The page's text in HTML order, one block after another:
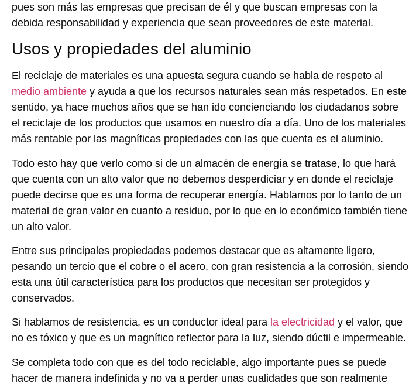
pues son más las empresas que precisan de él y que buscan empresas con la
debida responsabilidad y experiencia que sean proveedores de este material.
Usos y propiedades del aluminio
El reciclaje de materiales es una apuesta segura cuando se habla de respeto al
medio ambiente y ayuda a que los recursos naturales sean más respetados. En este
sentido, ya hace muchos años que se han ido concienciando los ciudadanos sobre
el reciclaje de los productos que usamos en nuestro día a día. Uno de los materiales
más rentable por las magníficas propiedades con las que cuenta es el aluminio.
Todo esto hay que verlo como si de un almacén de energía se tratase, lo que hará
que cuenta con un alto valor que no debemos desperdiciar y en donde el reciclaje
puede decirse que es una forma de recuperar energía. Hablamos por lo tanto de un
material de gran valor en cuanto a residuo, por lo que en lo económico también tiene
un alto valor.
Entre sus principales propiedades podemos destacar que es altamente ligero,
pesando un tercio que el cobre o el acero, con gran resistencia a la corrosión, siendo
esta una útil característica para los productos que necesitan ser protegidos y
conservados.
Si hablamos de resistencia, es un conductor ideal para la electricidad y el valor, que
no es tóxico y que es un magnífico reflector para la luz, siendo dúctil e impermeable.
Se completa todo con que es del todo reciclable, algo importante pues se puede
hacer de manera indefinida y no va a perder unas cualidades que son realmente